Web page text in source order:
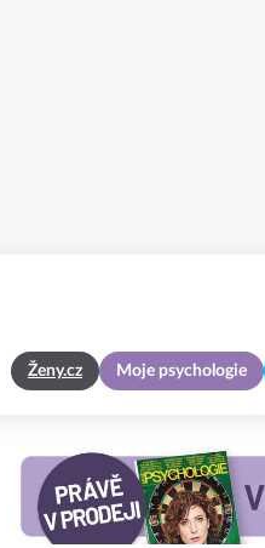
Ženy.cz Moje psychologie